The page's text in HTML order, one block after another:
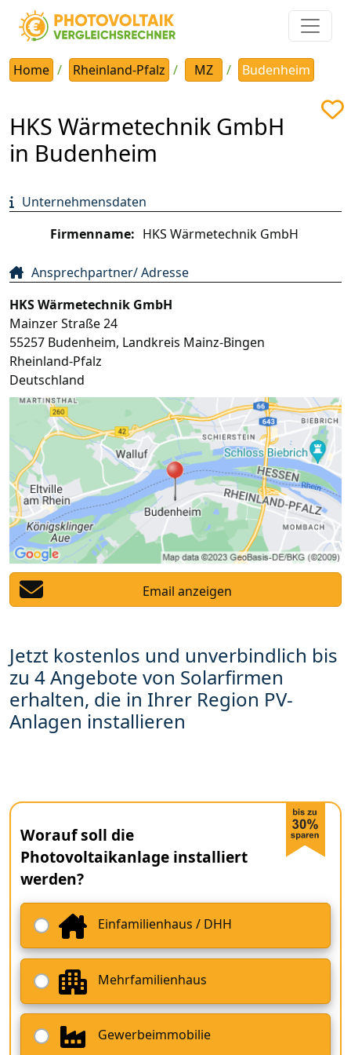
Home Rheinland-Pfalz MZ Budenheim
HKS Wärmetechnik GmbH
in Budenheim
Unternehmensdaten
Firmenname: HKS Wärmetechnik GmbH
Ansprechpartner/ Adresse
HKS Wärmetechnik GmbH
Mainzer Straße 24
55257 Budenheim, Landkreis Mainz-Bingen
Rheinland-Pfalz
Deutschland
Email anzeigen
Jetzt kostenlos und unverbindlich bis
zu 4 Angebote von Solarfirmen
erhalten, die in Ihrer Region PV-
Anlagen installieren
Worauf soll die
Photovoltaikanlage installiert
werden?
Einfamilienhaus / DHH
Mehrfamilienhaus
Gewerbeimmobilie